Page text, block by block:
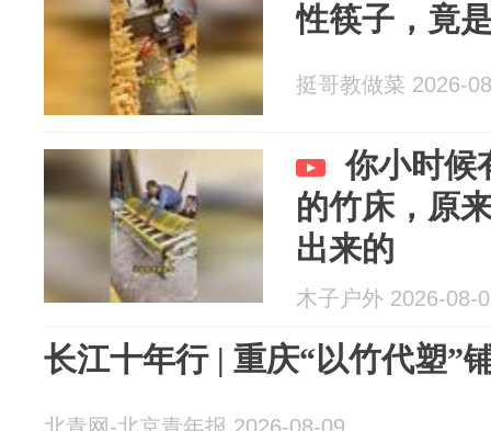
性筷子，竟
挺哥教做菜 2026-
你小时候
的竹床，原
出来的
木子户外 2026-08-
长江十年行 | 重庆“以竹代塑”